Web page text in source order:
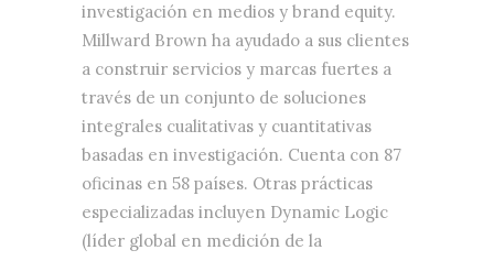
investigación en medios y brand equity.
Millward Brown ha ayudado a sus clientes
a construir servicios y marcas fuertes a
través de un conjunto de soluciones
integrales cualitativas y cuantitativas
basadas en investigación. Cuenta con 87
oficinas en 58 países. Otras prácticas
especializadas incluyen Dynamic Logic
(líder global en medición de la